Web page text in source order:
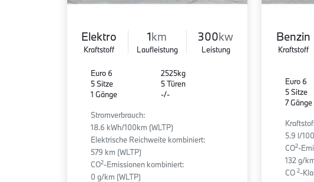
Elektro
Kraftstoff
1km
Laufleistung
300kw
Leistung
Euro 6
5 Sitze
1 Gänge
2525kg
5 Türen
-/-
Stromverbrauch:
18.6 kWh/100km (WLTP)
Elektrische Reichweite kombiniert:
579 km (WLTP)
CO2-Emissionen kombiniert:
0 g/km (WLTP)
Benzin
Kraftstoff
Euro 6
5 Sitze
7 Gänge
5.9 l/
CO2-
132 g/
CO 2-